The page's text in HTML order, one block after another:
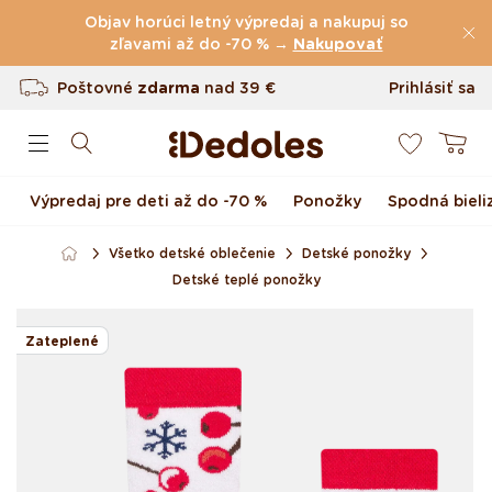
Preskočiť na obsah
Objav horúci letný výpredaj a nakupuj so
zľavami až do -70 % → Nakupovať
(60.231 Recenzie)
Poštovné zdarma nad 39 €
Vrátenie tovaru až do 100 dní
Prihlásiť sa
Košík
Výpredaj pre deti až do -70 % Ponožky Spodná
Všetko detské oblečenie
Detské ponožky
Detské teplé ponožky
Zateplené
o produkte